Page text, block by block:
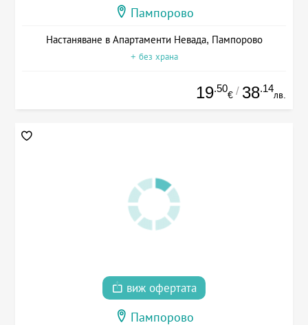
Пампорово
Настаняване в Апартаменти Невада, Пампорово
+ без храна
19.50
€ / 38.14
лв.
виж офертата
Пампорово